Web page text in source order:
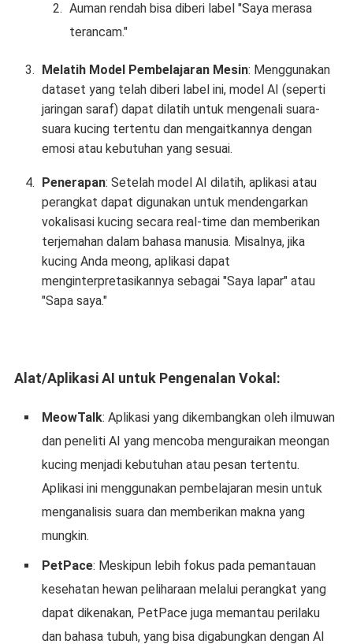
Auman rendah bisa diberi label "Saya merasa
terancam."
Melatih Model Pembelajaran Mesin: Menggunakan
dataset yang telah diberi label ini, model AI (seperti
jaringan saraf) dapat dilatih untuk mengenali suara-
suara kucing tertentu dan mengaitkannya dengan
emosi atau kebutuhan yang sesuai.
Penerapan: Setelah model AI dilatih, aplikasi atau
perangkat dapat digunakan untuk mendengarkan
vokalisasi kucing secara real-time dan memberikan
terjemahan dalam bahasa manusia. Misalnya, jika
kucing Anda meong, aplikasi dapat
menginterpretasikannya sebagai "Saya lapar" atau
"Sapa saya."
Alat/Aplikasi AI untuk Pengenalan Vokal:
MeowTalk: Aplikasi yang dikembangkan oleh ilmuwan
dan peneliti AI yang mencoba menguraikan meongan
kucing menjadi kebutuhan atau pesan tertentu.
Aplikasi ini menggunakan pembelajaran mesin untuk
menganalisis suara dan memberikan makna yang
mungkin.
PetPace: Meskipun lebih fokus pada pemantauan
kesehatan hewan peliharaan melalui perangkat yang
dapat dikenakan, PetPace juga memantau perilaku
dan bahasa tubuh, yang bisa digabungkan dengan AI